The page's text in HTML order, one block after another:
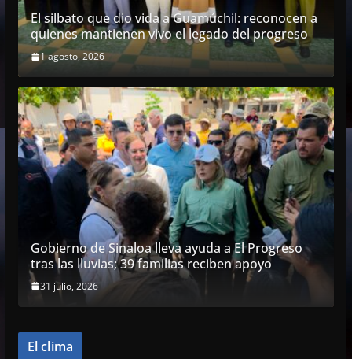
El silbato que dio vida a Guamúchil: reconocen a
quienes mantienen vivo el legado del progreso
1 agosto, 2026
Gobierno de Sinaloa lleva ayuda a El Progreso
tras las lluvias; 39 familias reciben apoyo
31 julio, 2026
El clima